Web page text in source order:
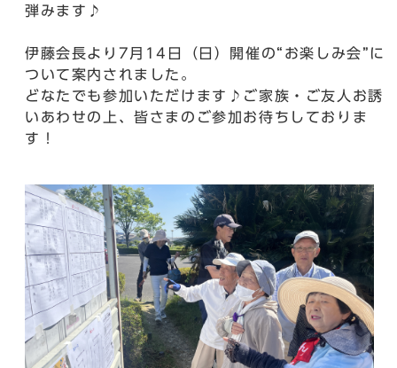
弾みます♪
伊藤会長より7月14日（日）開催の“お楽しみ会”に
ついて案内されました。
どなたでも参加いただけます♪ご家族・ご友人お誘
いあわせの上、皆さまのご参加お待ちしておりま
す！